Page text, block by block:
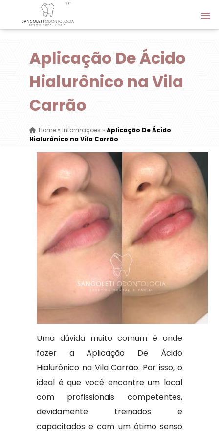
Aplicação De Ácido
Hialurônico na Vila
Carrão
Home» Informações » Aplicação De Ácido
Hialurônico na Vila Carrão
Uma dúvida muito comum é onde
fazer a Aplicação De Ácido
Hialurônico na Vila Carrão. Por isso, o
ideal é que você encontre um local
com profissionais competentes,
devidamente treinados e
capacitados e com um ótimo senso